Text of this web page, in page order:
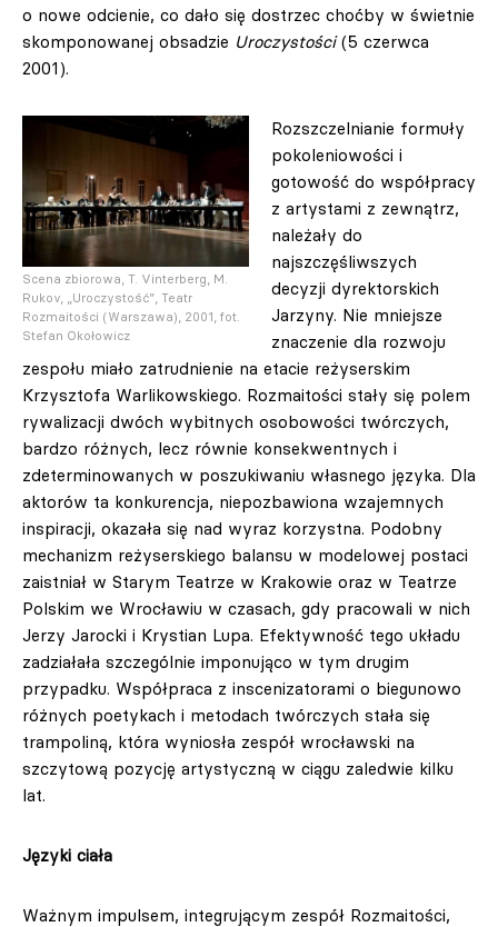
o nowe odcienie, co dało się dostrzec choćby w świetnie
skomponowanej obsadzie Uroczystości(5 czerwca
2001).
Scena zbiorowa, T. Vinterberg, M.
Rukov, „Uroczystość”, Teatr
Rozmaitości (Warszawa), 2001, fot.
Stefan Okołowicz
Rozszczelnianie formuły
pokoleniowości i
gotowość do współpracy
z artystami z zewnątrz,
należały do
najszczęśliwszych
decyzji dyrektorskich
Jarzyny. Nie mniejsze
znaczenie dla rozwoju
zespołu miało zatrudnienie na etacie reżyserskim
Krzysztofa Warlikowskiego. Rozmaitości stały się polem
rywalizacji dwóch wybitnych osobowości twórczych,
bardzo różnych, lecz równie konsekwentnych i
zdeterminowanych w poszukiwaniu własnego języka. Dla
aktorów ta konkurencja, niepozbawiona wzajemnych
inspiracji, okazała się nad wyraz korzystna. Podobny
mechanizm reżyserskiego balansu w modelowej postaci
zaistniał w Starym Teatrze w Krakowie oraz w Teatrze
Polskim we Wrocławiu w czasach, gdy pracowali w nich
Jerzy Jarocki i Krystian Lupa. Efektywność tego układu
zadziałała szczególnie imponująco w tym drugim
przypadku. Współpraca z inscenizatorami o biegunowo
różnych poetykach i metodach twórczych stała się
trampoliną, która wyniosła zespół wrocławski na
szczytową pozycję artystyczną w ciągu zaledwie kilku
lat.
Języki ciała
Ważnym impulsem, integrującym zespół Rozmaitości,